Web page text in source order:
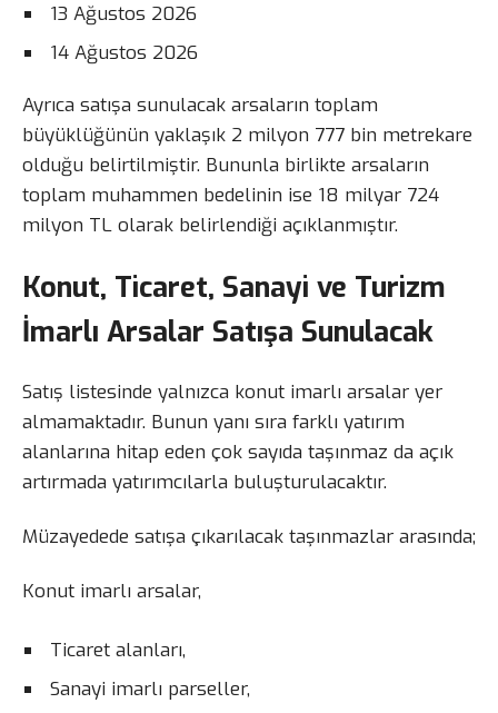
13 Ağustos 2026
14 Ağustos 2026
Ayrıca satışa sunulacak arsaların toplam
büyüklüğünün yaklaşık 2 milyon 777 bin metrekare
olduğu belirtilmiştir. Bununla birlikte arsaların
toplam muhammen bedelinin ise 18 milyar 724
milyon TL olarak belirlendiği açıklanmıştır.
Konut, Ticaret, Sanayi ve Turizm
İmarlı Arsalar Satışa Sunulacak
Satış listesinde yalnızca konut imarlı arsalar yer
almamaktadır. Bunun yanı sıra farklı yatırım
alanlarına hitap eden çok sayıda taşınmaz da açık
artırmada yatırımcılarla buluşturulacaktır.
Müzayedede satışa çıkarılacak taşınmazlar arasında;
Konut imarlı arsalar,
Ticaret alanları,
Sanayi imarlı parseller,